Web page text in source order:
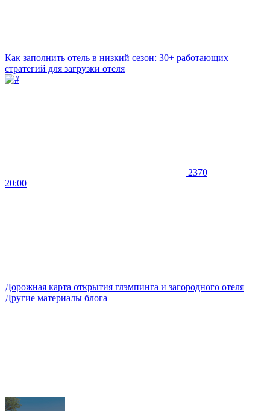
Как заполнить отель в низкий сезон: 30+ работающих
стратегий для загрузки отеля
2370
20:00
Дорожная карта открытия глэмпинга и загородного отеля
Другие материалы блога